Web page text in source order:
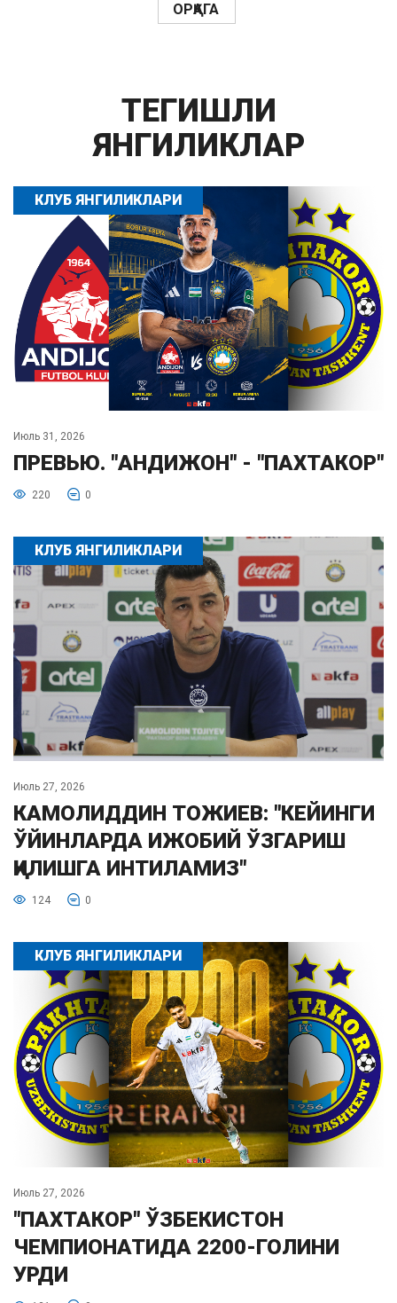
ОРҚАГА
ТЕГИШЛИ
ЯНГИЛИКЛАР
КЛУБ ЯНГИЛИКЛАРИ
Июль 31, 2026
ПРЕВЬЮ. "АНДИЖОН" - "ПАХТАКОР"
220 0
КЛУБ ЯНГИЛИКЛАРИ
Июль 27, 2026
КАМОЛИДДИН ТОЖИЕВ: "КЕЙИНГИ
ЎЙИНЛАРДА ИЖОБИЙ ЎЗГАРИШ
ҚИЛИШГА ИНТИЛАМИЗ"
124 0
КЛУБ ЯНГИЛИКЛАРИ
Июль 27, 2026
"ПАХТАКОР" ЎЗБЕКИСТОН
ЧЕМПИОНАТИДА 2200-ГОЛИНИ
УРДИ